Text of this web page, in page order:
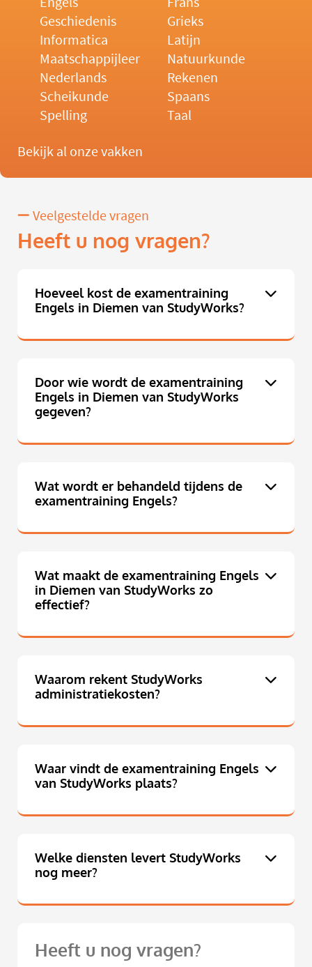
Geschiedenis
Grieks
Informatica
Latijn
Maatschappijleer
Natuurkunde
Nederlands
Rekenen
Scheikunde
Spaans
Spelling
Taal
Bekijk al onze vakken
Veelgestelde vragen
Heeft u nog vragen?
Hoeveel kost de examentraining
Engels in Diemen van StudyWorks?
Door wie wordt de examentraining
Engels in Diemen van StudyWorks
gegeven?
Wat wordt er behandeld tijdens de
examentraining Engels?
Wat maakt de examentraining Engels
in Diemen van StudyWorks zo
effectief?
Waarom rekent StudyWorks
administratiekosten?
Waar vindt de examentraining Engels
van StudyWorks plaats?
Welke diensten levert StudyWorks
nog meer?
Heeft u nog vragen?